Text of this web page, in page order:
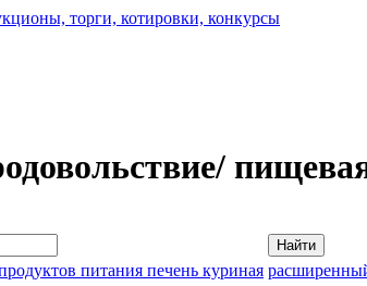
торги, котировки, конкурсы
Найти
питания печень куриная